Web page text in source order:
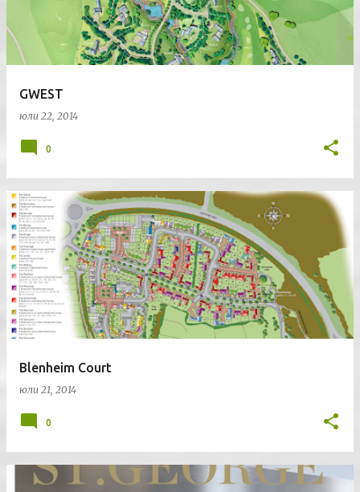
GWEST
юли 22, 2014
0
Blenheim Court
юли 21, 2014
0